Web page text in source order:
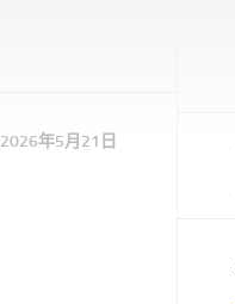
2026年5月21日